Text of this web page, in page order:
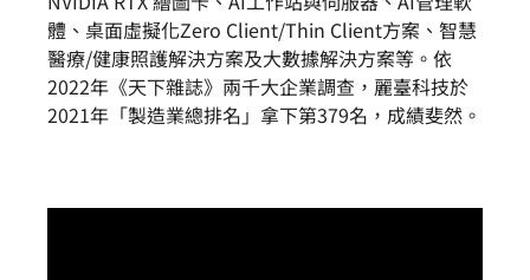
體、桌面虛擬化Zero Client/Thin Client方案、智慧
醫療/健康照護解決方案及大數據解決方案等。依
2022年《天下雜誌》兩千大企業調查，麗臺科技於
2021年「製造業總排名」拿下第379名，成績斐然。